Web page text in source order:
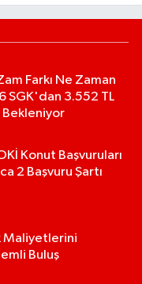
Çarptı
Farkı Ne Zaman
SGK'dan 3.552 TL
Bekleniyor
Konut Başvuruları
2 Başvuru Şartı
Maliyetlerini
Buluş